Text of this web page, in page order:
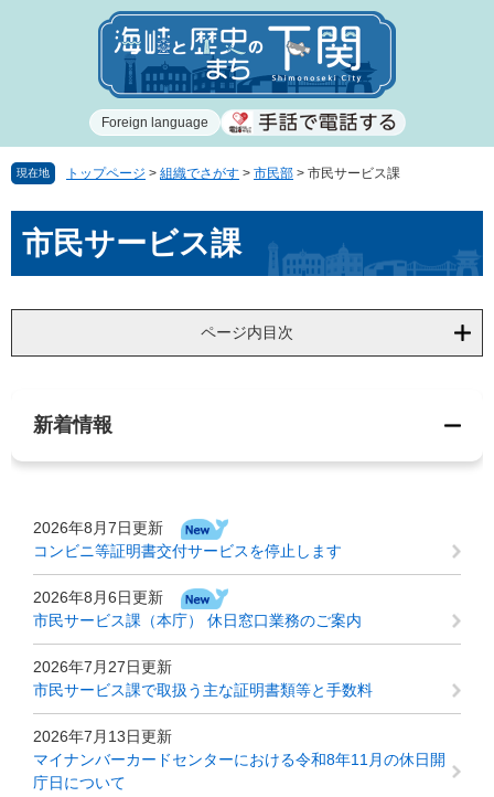
で
ば
Foreign language
現在地 トップページ > 組織でさがす > 市民部 > 市民サービス課
市民サービス課
ページ内目次
新着情報
2026年8月7日更新
コンビニ等証明書交付サービスを停止します
2026年8月6日更新
市民サービス課（本庁） 休日窓口業務のご案内
2026年7月27日更新
市民サービス課で取扱う主な証明書類等と手数料
2026年7月13日更新
マイナンバーカードセンターにおける令和8年11月の休日開
庁日について